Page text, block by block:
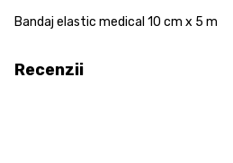
Bandaj elastic medical 10 cm x 5 m
Recenzii